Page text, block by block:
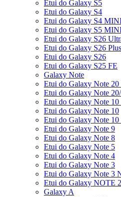
Etui do Galaxy S5
Etui do Galaxy S4
Etui do Galaxy S4
Etui do Galaxy S5
Etui do Galaxy S26
Etui do Galaxy S26 Plus
Etui do Galaxy S26
Etui do Galaxy S25 FE
Galaxy Note
Etui do Galaxy Note
Etui do Galaxy Note
Etui do Galaxy Note 10
Etui do Galaxy Note 10
Etui do Galaxy Note
Etui do Galaxy Note 9
Etui do Galaxy Note 8
Etui do Galaxy Note 5
Etui do Galaxy Note 4
Etui do Galaxy Note 3
Etui do Galaxy Note 3
Etui do Galaxy NOTE 2
Galaxy A